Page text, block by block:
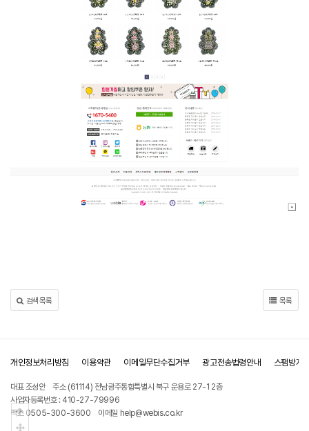
검색목록 목록
개인정보처리방침 이용약관 이메일무단수집거부 광고전송법령안내 스팸방지
대표 조성안
주소 (61114) 전남광주통합특별시 북구 운용로 27-1 2층
사업자등록번호 : 410-27-79996
팩스 0505-300-3600
이메일 help@webis.co.kr
상단으로
중간으로